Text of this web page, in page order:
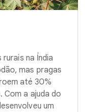
na Índia
mas pragas
até 30%
a ajuda do
um